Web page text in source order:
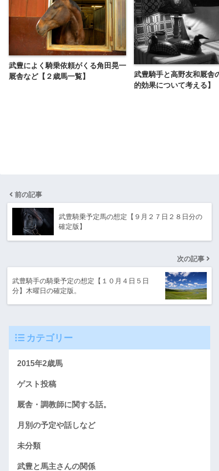
武豊によく騎乗依頼がくる角田晃一
厩舎など【２歳馬一覧】
武豊騎手と高野友和厩舎
的効果について考える】
前の記事
武豊騎乗予定馬の想定【９月２７日２８日分の
確定版】
次の記事
武豊騎手の騎乗予定の想定【１０月４日５日
分】木曜日の確定版。
カテゴリー
2015年2歳馬
ゲスト投稿
厩舎・調教師に関する話。
月別の予定や話しなど
未分類
武豊と馬主さんの関係